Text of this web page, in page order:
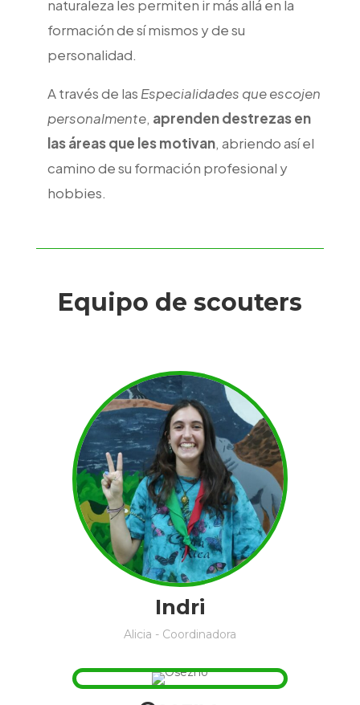
naturaleza les permiten ir más allá en la
formación de sí mismos y de su
personalidad.
A través de las Especialidades que escojen
personalmente, aprenden destrezas en
las áreas que les motivan, abriendo así el
camino de su formación profesional y
hobbies.
Equipo de scouters
Indri
Alicia - Coordinadora